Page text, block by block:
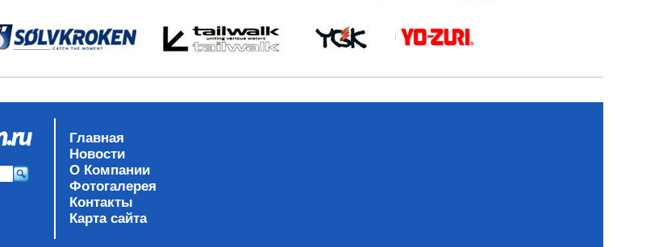
Главная
Новости
О Компании
Фотогалерея
Контакты
Карта сайта